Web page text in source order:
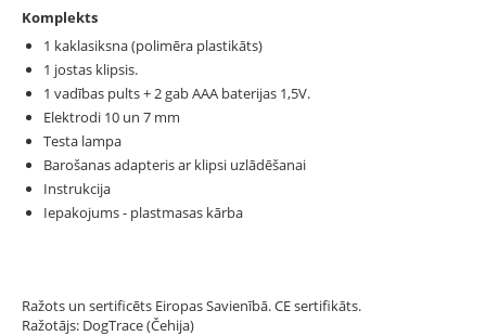
Komplekts
1 kaklasiksna (polimēra plastikāts)
1 jostas klipsis.
1 vadības pults + 2 gab AAA baterijas 1,5V.
Elektrodi 10 un 7 mm
Testa lampa
Barošanas adapteris ar klipsi uzlādēšanai
Instrukcija
Iepakojums - plastmasas kārba
Ražots un sertificēts Eiropas Savienībā. CE sertifikāts.
Ražotājs: DogTrace (Čehija)